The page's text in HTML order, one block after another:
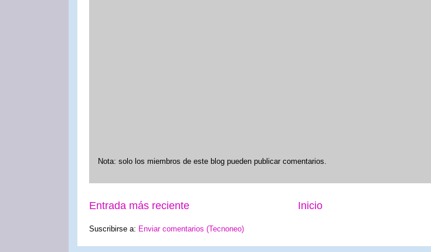
Nota: solo los miembros de este blog pueden publicar comentarios.
Entrada más reciente Inicio
Suscribirse a: Enviar comentarios (Tecnoneo)